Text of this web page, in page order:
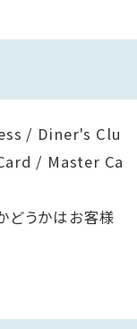
/ Diner's Clu
/ Master Ca
うかはお客様